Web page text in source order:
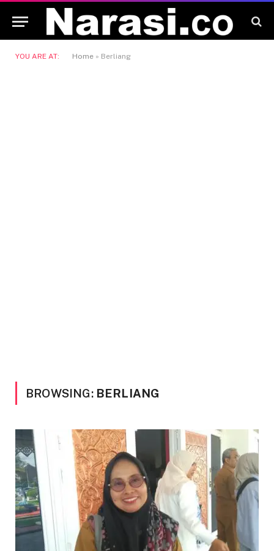
YOU ARE AT: Home » Berliang
BROWSING: BERLIANG